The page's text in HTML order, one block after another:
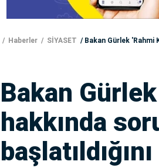
Haberler SİYASET Bakan Gürlek 'Rahmi
Bakan
hakkında